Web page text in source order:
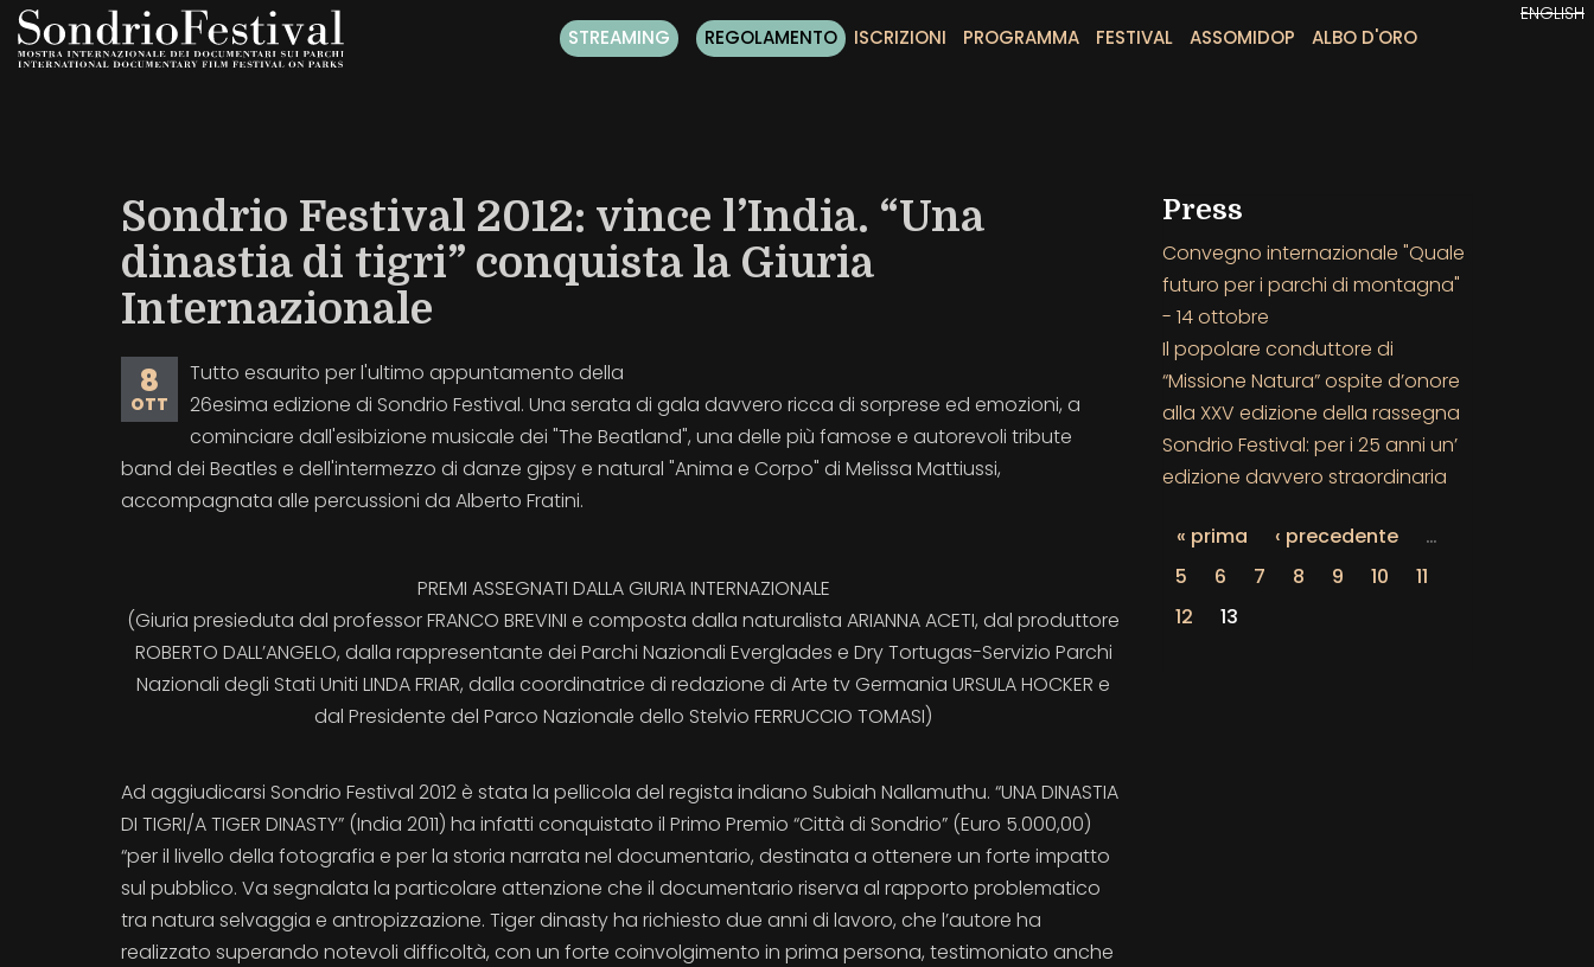
Salta
STREAMING REGOLAMENTO ISCRIZIONI PROGRAMMA FESTIVAL ASSOMIDOP ALBO D'ORO
ENGLISH
Sondrio Festival 2012: vince l’India. “Una
dinastia di tigri” conquista la Giuria
Internazionale
8
OTT
Tutto esaurito per l'ultimo appuntamento della
26esima edizione di Sondrio Festival. Una serata di gala davvero ricca di sorprese ed emozioni, a
cominciare dall'esibizione musicale dei "The Beatland", una delle più famose e autorevoli tribute
band dei Beatles e dell'intermezzo di danze gipsy e natural "Anima e Corpo" di Melissa Mattiussi,
accompagnata alle percussioni da Alberto Fratini.
PREMI ASSEGNATI DALLA GIURIA INTERNAZIONALE
(Giuria presieduta dal professor FRANCO BREVINI e composta dalla naturalista ARIANNA ACETI, dal produttore
ROBERTO DALL’ANGELO, dalla rappresentante dei Parchi Nazionali Everglades e Dry Tortugas-Servizio Parchi
Nazionali degli Stati Uniti LINDA FRIAR, dalla coordinatrice di redazione di Arte tv Germania URSULA HOCKER e
dal Presidente del Parco Nazionale dello Stelvio FERRUCCIO TOMASI)
Ad aggiudicarsi Sondrio Festival 2012 è stata la pellicola del regista indiano Subiah Nallamuthu. “UNA DINASTIA
DI TIGRI/A TIGER DINASTY” (India 2011) ha infatti conquistato il Primo Premio “Città di Sondrio” (Euro 5.000,00)
“per il livello della fotografia e per la storia narrata nel documentario, destinata a ottenere un forte impatto
sul pubblico. Va segnalata la particolare attenzione che il documentario riserva al rapporto problematico
tra natura selvaggia e antropizzazione. Tiger dinasty ha richiesto due anni di lavoro, che l’autore ha
realizzato superando notevoli difficoltà, con un forte coinvolgimento in prima persona, testimoniato anche
Press
Convegno internazionale "Quale
futuro per i parchi di montagna"
- 14 ottobre
Il popolare conduttore di
“Missione Natura” ospite d’onore
alla XXV edizione della rassegna
Sondrio Festival: per i 25 anni un’
edizione davvero straordinaria
« prima ‹ precedente
…
5
6 7 8 9 10
11
12
13